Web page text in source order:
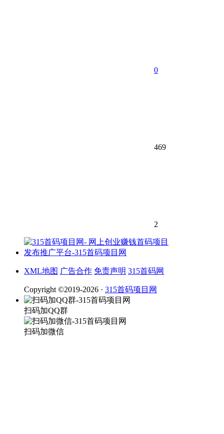
0
469
2
XML地图 广告合作 免责声明 315首码网
Copyright ©2019-2026 · 315首码项目网
扫码加QQ群
扫码加微信